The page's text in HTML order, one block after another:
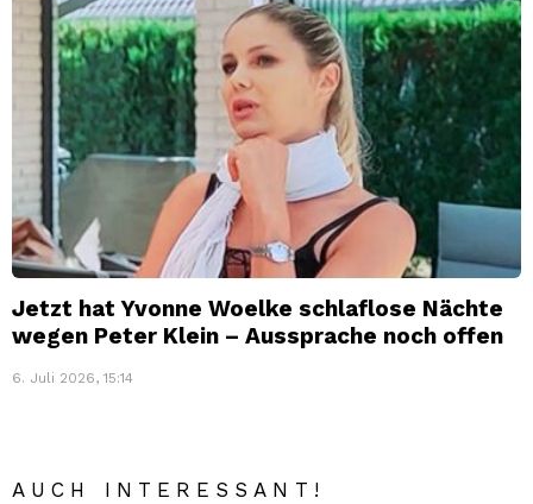
Jetzt hat Yvonne Woelke schlaflose Nächte
wegen Peter Klein – Aussprache noch offen
6. Juli 2026, 15:14
AUCH INTERESSANT!